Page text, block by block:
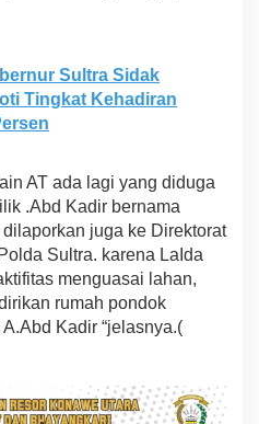
Sultra Sidak
Tingkat Kehadiran
AT ada lagi yang diduga
.Abd Kadir bernama
juga ke Direktorat
Sultra. karena LaIda
menguasai lahan,
rumah pondok
Kadir “jelasnya.(